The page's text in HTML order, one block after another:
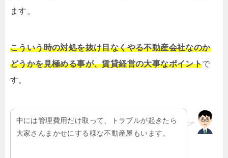
ます。
こういう時の対処を抜け目なくやる不動産会社なのか
どうかを見極める事が、賃貸経営の大事なポイントで
す。
中には管理費用だけ取って、トラブルが起きたら
大家さんまかせにする様な不動産屋もいます。